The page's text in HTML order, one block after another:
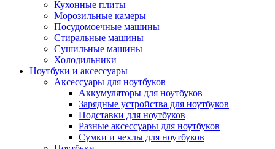
Кухонные плиты
Морозильные камеры
Посудомоечные машины
Стиральные машины
Сушильные машины
Холодильники
Ноутбуки и аксессуары
Аксессуары для ноутбуков
Аккумуляторы для ноутбуков
Зарядные устройства для ноутбуков
Подставки для ноутбуков
Разные аксессуары для ноутбуков
Сумки и чехлы для ноутбуков